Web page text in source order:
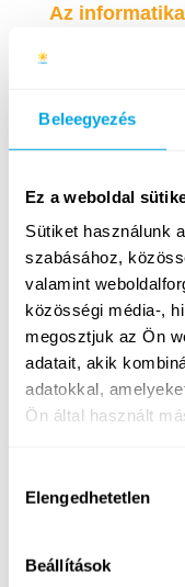
Beleegyezés
Ez a weboldal
Sütiket használunk
szabásához,
valamint
közösségi média-,
megosztjuk az Ön
adatait, akik
adatokkal,
Ön által használt
kiválasztása
Elengedhetetlen
Beállítások
Az
részvétel
térnél lévő
(2×90 perc
robotika) 7-
megadott
ehhez mi
a
étkezések
péntekig,